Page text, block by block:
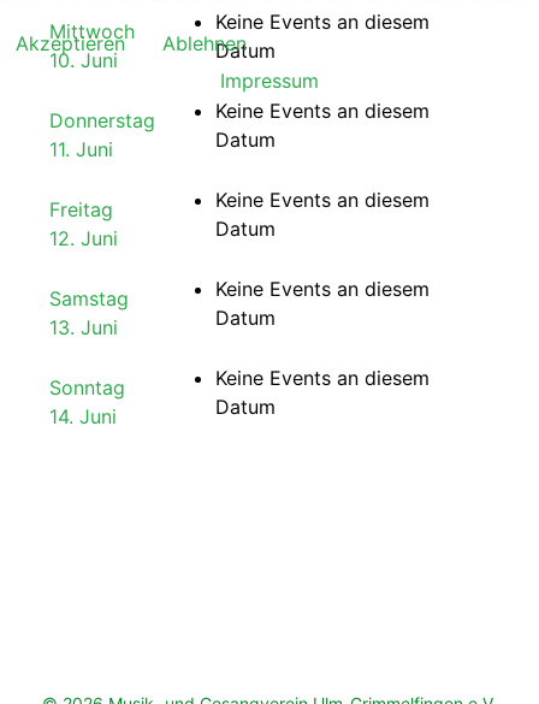
Mittwoch
10. Juni
Keine Events an diesem
Datum
Donnerstag
11. Juni
Keine Events an diesem
Datum
Freitag
12. Juni
Keine Events an diesem
Datum
Samstag
13. Juni
Keine Events an diesem
Datum
Sonntag
14. Juni
Keine Events an diesem
Datum
Akzeptieren
Ablehnen
Impressum